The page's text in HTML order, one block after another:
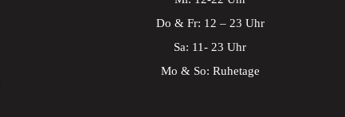
Do & Fr: 12 – 23 Uhr
Sa: 11- 23 Uhr
Mo & So: Ruhetage